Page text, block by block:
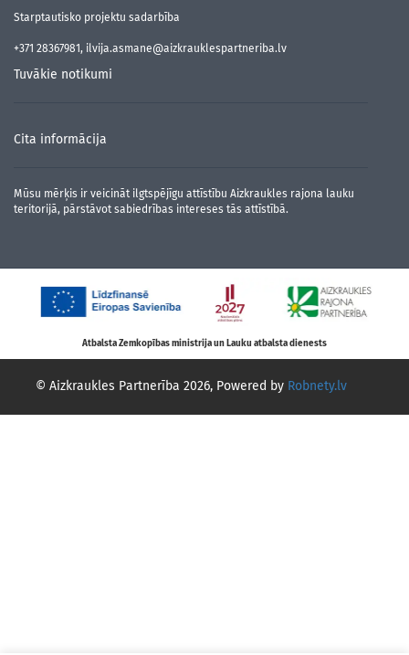
Starptautisko projektu sadarbība
+371 28367981, ilvija.asmane@aizkrauklespartneriba.lv
Tuvākie notikumi
Cita informācija
Mūsu mērķis ir veicināt ilgtspējīgu attīstību Aizkraukles rajona lauku
teritorijā, pārstāvot sabiedrības intereses tās attīstībā.
Atbalsta Zemkopības ministrija un Lauku atbalsta dienests
© Aizkraukles Partnerība 2026, Powered by Robnety.lv